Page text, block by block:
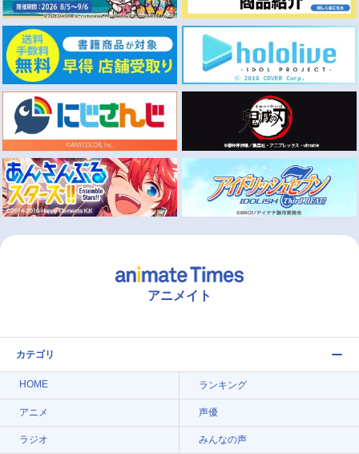
アニメイト
カテゴリ
HOME ランキング
アニメ 声優
ラジオ みんなの声